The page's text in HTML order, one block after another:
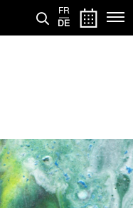
FR
DE